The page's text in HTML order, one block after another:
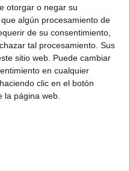
otorgar o negar su
algún procesamiento de
de su consentimiento,
tal procesamiento. Sus
sitio web. Puede cambiar
en cualquier
clic en el botón
la página web.